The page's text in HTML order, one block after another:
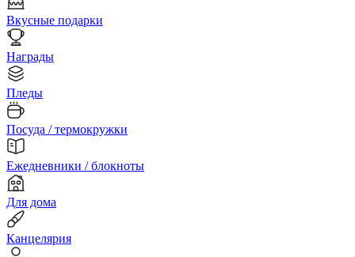
Вкусные подарки
Награды
Пледы
Посуда / термокружки
Ежедневники / блокноты
Для дома
Канцелярия